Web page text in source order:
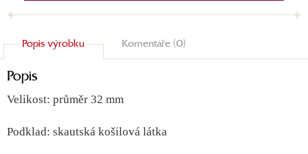
Popis výrobku Komentáře (0)
Popis
Velikost: průměr 32 mm
Podklad: skautská košilová látka